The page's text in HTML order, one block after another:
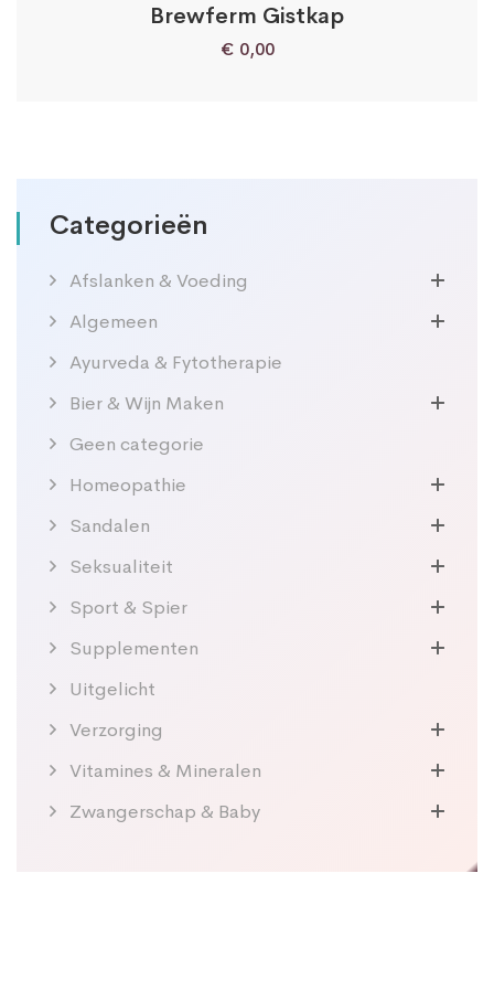
Categorieën
Afslanken & Voeding
Algemeen
Ayurveda & Fytotherapie
Bier & Wijn Maken
Geen categorie
Homeopathie
Sandalen
Seksualiteit
Sport & Spier
Supplementen
Uitgelicht
Verzorging
Vitamines & Mineralen
Zwangerschap & Baby
Brewferm Gistkap
€ 0,00